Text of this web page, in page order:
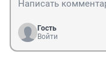
Гость
Войти